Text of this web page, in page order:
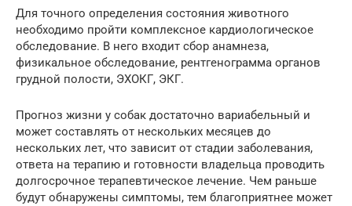
Для точного определения состояния животного
необходимо пройти комплексное кардиологическое
обследование. В него входит сбор анамнеза,
физикальное обследование, рентгенограмма органов
грудной полости, ЭХОКГ, ЭКГ.
Прогноз жизни у собак достаточно вариабельный и
может составлять от нескольких месяцев до
нескольких лет, что зависит от стадии заболевания,
ответа на терапию и готовности владельца проводить
долгосрочное терапевтическое лечение. Чем раньше
будут обнаружены симптомы, тем благоприятнее может